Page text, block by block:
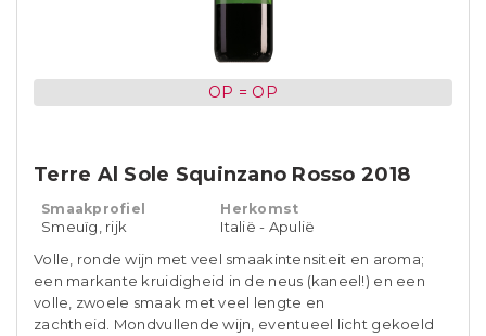
OP = OP
Terre Al Sole Squinzano Rosso 2018
Smaakprofiel
Smeuïg, rijk
Herkomst
Italië - Apulië
Volle, ronde wijn met veel smaakintensiteit en aroma;
een markante kruidigheid in de neus (kaneel!) en een
volle, zwoele smaak met veel lengte en
zachtheid. Mondvullende wijn, eventueel licht gekoeld